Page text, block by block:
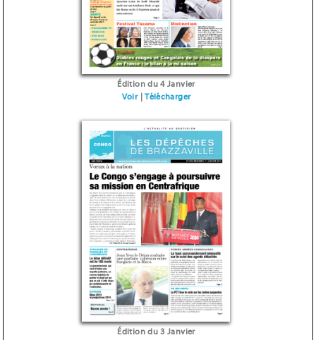
Édition du 4 Janvier
Voir|Télécharger
Édition du 3 Janvier